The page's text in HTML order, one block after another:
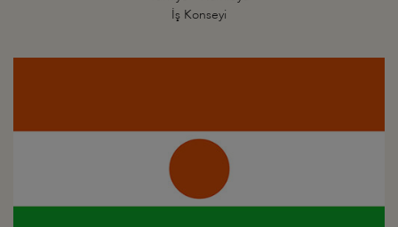
İş Konseyi